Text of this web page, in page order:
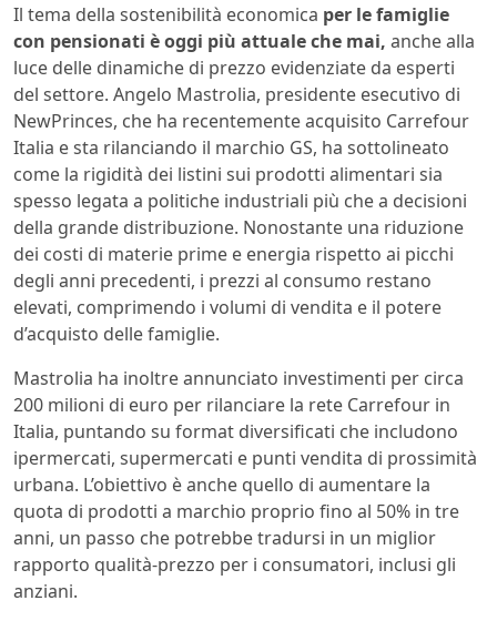
Il tema della sostenibilità economica per le famiglie
con pensionati è oggi più attuale che mai, anche alla
luce delle dinamiche di prezzo evidenziate da esperti
del settore. Angelo Mastrolia, presidente esecutivo di
NewPrinces, che ha recentemente acquisito Carrefour
Italia e sta rilanciando il marchio GS, ha sottolineato
come la rigidità dei listini sui prodotti alimentari sia
spesso legata a politiche industriali più che a decisioni
della grande distribuzione. Nonostante una riduzione
dei costi di materie prime e energia rispetto ai picchi
degli anni precedenti, i prezzi al consumo restano
elevati, comprimendo i volumi di vendita e il potere
d’acquisto delle famiglie.
Mastrolia ha inoltre annunciato investimenti per circa
200 milioni di euro per rilanciare la rete Carrefour in
Italia, puntando su format diversificati che includono
ipermercati, supermercati e punti vendita di prossimità
urbana. L’obiettivo è anche quello di aumentare la
quota di prodotti a marchio proprio fino al 50% in tre
anni, un passo che potrebbe tradursi in un miglior
rapporto qualità-prezzo per i consumatori, inclusi gli
anziani.